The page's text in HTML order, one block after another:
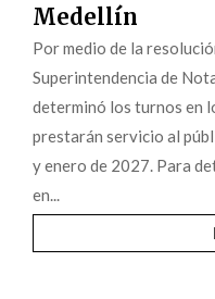
Medellín
Por medio de la
Superintendencia de
determinó los turnos en
prestarán servicio al
y enero de 2027. Para
en...